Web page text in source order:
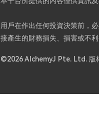
用戶在作出任何投資決策前，
接產生的財務損失、損害或不
©2026 AlchemyJ Pte. Ltd. 版